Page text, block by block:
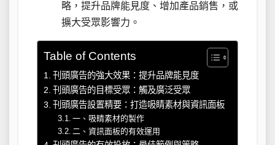
略，提升品牌能見度、增加產品銷售，或
擴大受眾影響力。
Table of Contents
刊頭廣告的強大效果：提升品牌能見度
刊頭廣告的目標受眾：觸及廣泛受眾
刊頭廣告設置精要：打造吸睛素材與資訊面板
一、吸睛素材的製作
二、資訊面板的有效運用